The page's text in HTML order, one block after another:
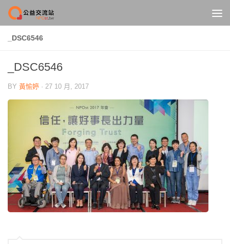
Skip to content
_DSC6546
_DSC6546
BY 黃愉婷 · 27 10 月, 2017